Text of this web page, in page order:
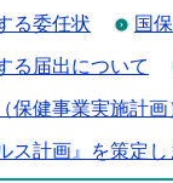
る委任状 国
る届出について
保健事業実施計
ス計画』を策定し